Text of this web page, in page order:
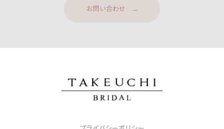
お問い合わせ